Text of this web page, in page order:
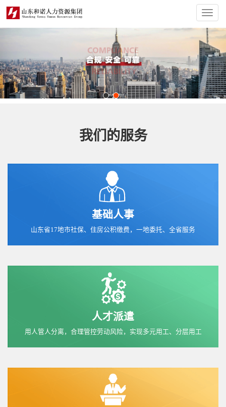
我们的服务
基础人事
山东省17地市社保、住房公积缴费，一地委托、全省服务
人才派遣
用人管人分离，合理管控劳动风险，实现多元用工、分层用工